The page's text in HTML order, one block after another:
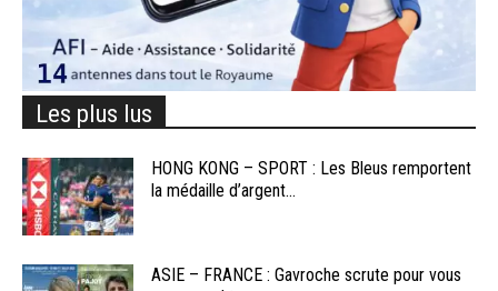
Les plus lus
HONG KONG – SPORT : Les Bleus remportent
la médaille d’argent...
ASIE – FRANCE : Gavroche scrute pour vous